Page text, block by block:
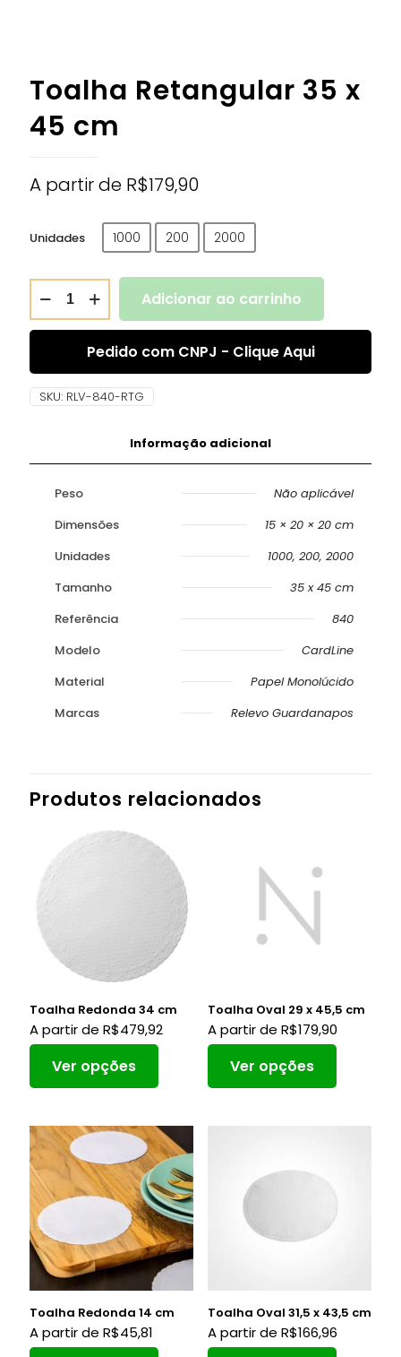
Toalha Retangular 35 x
45 cm
A partir de R$179,90
Unidades 1000 200 2000
Adicionar ao carrinho
Pedido com CNPJ - Clique Aqui
SKU: RLV-840-RTG
Informação adicional
Peso
Não aplicável
Dimensões
15 × 20 × 20 cm
Unidades
1000, 200, 2000
Tamanho
35 x 45 cm
Referência
840
Modelo
CardLine
Material
Papel Monolúcido
Marcas
Relevo Guardanapos
Produtos relacionados
Toalha Redonda 34 cm
A partir de R$479,92
Ver opções
Toalha Oval 29 x 45,5 cm
A partir de R$179,90
Ver opções
Toalha Redonda 14 cm
A partir de R$45,81
Toalha Oval 31,5 x 43,5 cm
A partir de R$166,96